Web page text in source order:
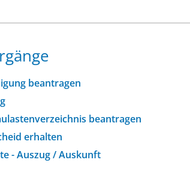
beantragen
beantragen
erhalten
- Auszug / Auskunft